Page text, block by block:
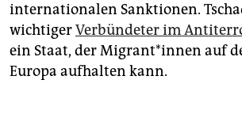
internationalen Sanktionen.
wichtigerVerbündeter im
ein Staat, der Mi­gran­t*in­nen auf
Europa aufhalten kann.